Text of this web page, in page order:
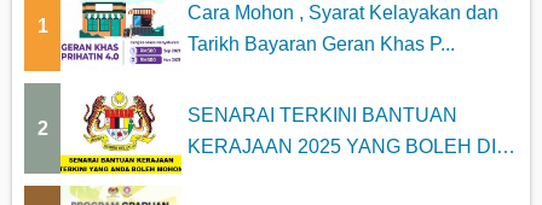
1
Cara Mohon , Syarat Kelayakan dan
Tarikh Bayaran Geran Khas P...
2
SENARAI TERKINI BANTUAN
KERAJAAN 2025 YANG BOLEH DI